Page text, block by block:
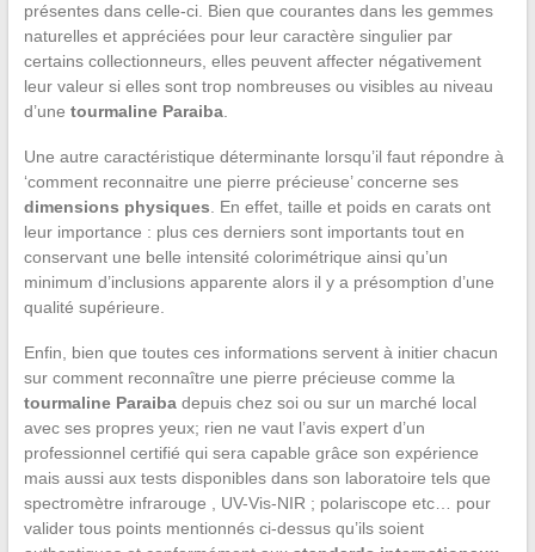
présentes dans celle-ci. Bien que courantes dans les gemmes
naturelles et appréciées pour leur caractère singulier par
certains collectionneurs, elles peuvent affecter négativement
leur valeur si elles sont trop nombreuses ou visibles au niveau
d’une tourmaline Paraiba.
Une autre caractéristique déterminante lorsqu’il faut répondre à
‘comment reconnaitre une pierre précieuse’ concerne ses
dimensions physiques. En effet, taille et poids en carats ont
leur importance : plus ces derniers sont importants tout en
conservant une belle intensité colorimétrique ainsi qu’un
minimum d’inclusions apparente alors il y a présomption d’une
qualité supérieure.
Enfin, bien que toutes ces informations servent à initier chacun
sur comment reconnaître une pierre précieuse comme la
tourmaline Paraibadepuis chez soi ou sur un marché local
avec ses propres yeux; rien ne vaut l’avis expert d’un
professionnel certifié qui sera capable grâce son expérience
mais aussi aux tests disponibles dans son laboratoire tels que
spectromètre infrarouge , UV-Vis-NIR ; polariscope etc… pour
valider tous points mentionnés ci-dessus qu’ils soient